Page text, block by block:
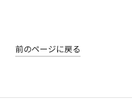
前のページに戻る